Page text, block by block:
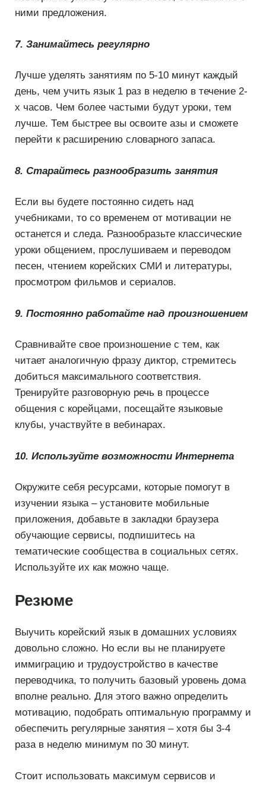
ними предложения.
7. Занимайтесь регулярно
Лучше уделять занятиям по 5-10 минут каждый
день, чем учить язык 1 раз в неделю в течение 2-
х часов. Чем более частыми будут уроки, тем
лучше. Тем быстрее вы освоите азы и сможете
перейти к расширению словарного запаса.
8. Старайтесь разнообразить занятия
Если вы будете постоянно сидеть над
учебниками, то со временем от мотивации не
останется и следа. Разнообразьте классические
уроки общением, прослушиваем и переводом
песен, чтением корейских СМИ и литературы,
просмотром фильмов и сериалов.
9. Постоянно работайте над произношением
Сравнивайте свое произношение с тем, как
читает аналогичную фразу диктор, стремитесь
добиться максимального соответствия.
Тренируйте разговорную речь в процессе
общения с корейцами, посещайте языковые
клубы, участвуйте в вебинарах.
10. Используйте возможности Интернета
Окружите себя ресурсами, которые помогут в
изучении языка – установите мобильные
приложения, добавьте в закладки браузера
обучающие сервисы, подпишитесь на
тематические сообщества в социальных сетях.
Используйте их как можно чаще.
Резюме
Выучить корейский язык в домашних условиях
довольно сложно. Но если вы не планируете
иммиграцию и трудоустройство в качестве
переводчика, то получить базовый уровень дома
вполне реально. Для этого важно определить
мотивацию, подобрать оптимальную программу и
обеспечить регулярные занятия – хотя бы 3-4
раза в неделю минимум по 30 минут.
Стоит использовать максимум сервисов и